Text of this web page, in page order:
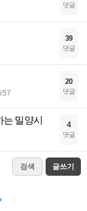
댓글
39
댓글
20
댓글
밀양시 4
댓글
검색 글쓰기